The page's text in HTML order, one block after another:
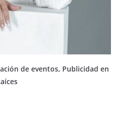
de eventos, Publicidad en